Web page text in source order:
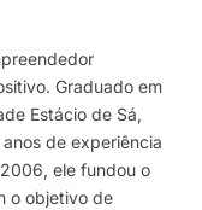
Graduado em
Estácio de Sá,
de experiência
ele fundou o
o objetivo de